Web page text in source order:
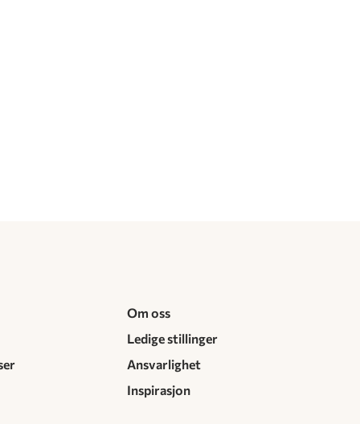
Om oss
Ledige stillinger
Ansvarlighet
Inspirasjon